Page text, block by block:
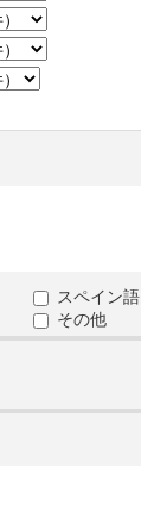
スペイン語
その他